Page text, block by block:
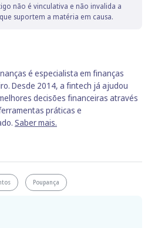
não é vinculativa e não invalida a
suportem a matéria em causa.
é especialista em finanças
Desde 2014, a fintech já ajudou
decisões financeiras através
práticas e
Saber mais.
Poupança